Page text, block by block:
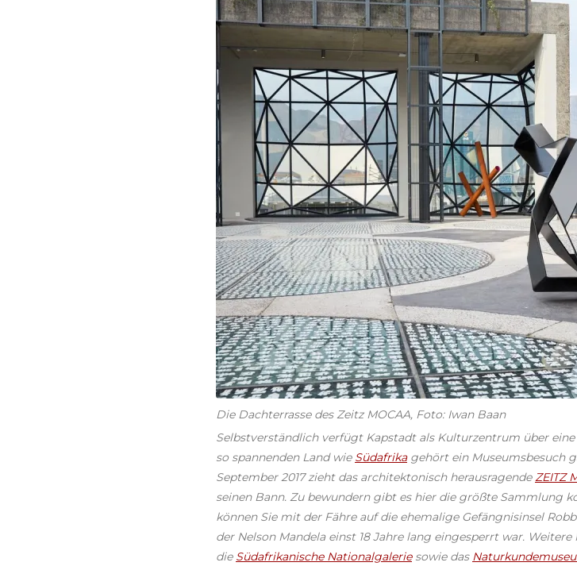
Die Dachterrasse des Zeitz MOCAA, Foto: Iwan Baan
Selbstverständlich verfügt Kapstadt als Kulturzentrum über
so spannenden Land wie Südafrikagehört ein Museumsbesuch
September 2017 zieht das architektonisch herausragendeZEITZ
seinen Bann. Zu bewundern gibt es hier die größte Sammlung
können Sie mit der Fähre auf die ehemalige Gefängnisinsel
der Nelson Mandela einst 18 Jahre lang eingesperrt war.
die Südafrikanische Nationalgaleriesowie das